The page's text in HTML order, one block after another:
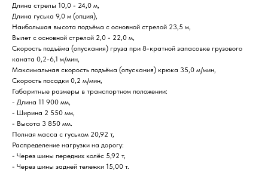
Длина стрелы 10,0 - 24,0 м,
Длина гуська 9,0 м (опция),
Наибольшая высота подъёма с основной стрелой 23,5 м,
Вылет с основной стрелой 2,0 - 22,0 м,
Скорость подъёма (опускания) груза при 8-кратной запасовке грузового
каната 0,2-6,1 м/мин,
Максимальная скорость подъёма (опускания) крюка 35,0 м/мин,
Скорость посадки 0,2 м/мин,
Габаритные размеры в транспортном положении:
- Длина 11 900 мм,
- Ширина 2 550 мм,
- Высота 3 850 мм.
Полная масса с гуськом 20,92 т,
Распределение нагрузки на дорогу:
- Через шины передних колёс 5,92 т,
- Через шины задней тележки 15,00 т.